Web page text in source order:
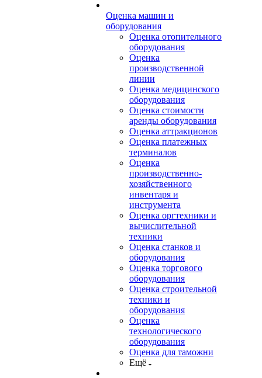
Оценка машин и
оборудования
Оценка отопительного
оборудования
Оценка
производственной
линии
Оценка медицинского
оборудования
Оценка стоимости
аренды оборудования
Оценка аттракционов
Оценка платежных
терминалов
Оценка
производственно-
хозяйственного
инвентаря и
инструмента
Оценка оргтехники и
вычислительной
техники
Оценка станков и
оборудования
Оценка торгового
оборудования
Оценка строительной
техники и
оборудования
Оценка
технологического
оборудования
Оценка для таможни
Ещё